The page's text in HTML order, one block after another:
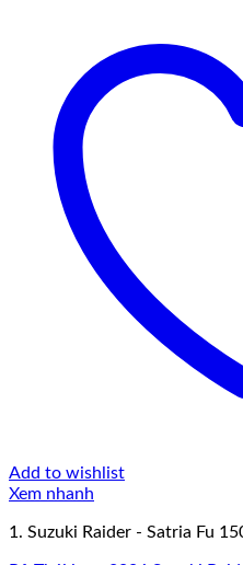
Add to wishlist
Xem nhanh
1. Suzuki Raider - Satria Fu